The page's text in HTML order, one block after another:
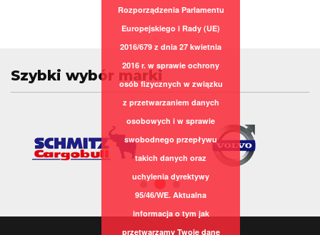
Szybki wybór marki
Rozporządzenia Parlamentu
Europejskiego i Rady (UE)
2016/679 z dnia 27 kwietnia
2016 r. w sprawie ochrony
osób fizycznych w związku
z przetwarzaniem danych
osobowych i w sprawie
swobodnego przepływu
takich danych oraz
uchylenia dyrektywy
95/46/WE. Aktualna
informacja o tym jak
przetwarzamy Twoje dane